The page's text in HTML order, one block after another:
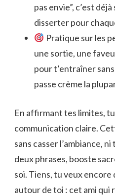
pas envie”, c’est
disserter pour
Pratique sur les
une sortie, une
pour t’entraîner
passe crème la
En affirmant tes limites,
communication claire.
sans casser l’ambiance,
deux phrases, booste
soi. Tiens, tu veux encore
autour de toi : cet ami qui